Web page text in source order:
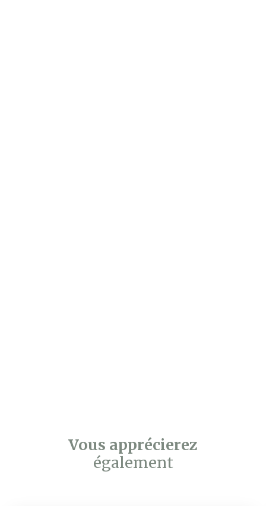
Vous apprécierez
également